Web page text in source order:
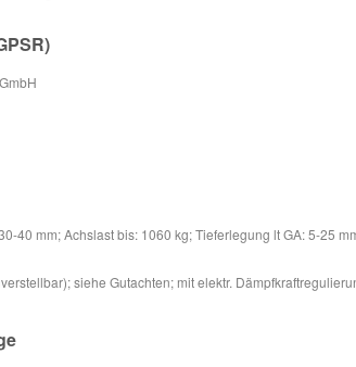
40 mm; Achslast bis: 1060 kg; Tieferlegung lt GA: 5-25
siehe Gutachten; mit elektr.